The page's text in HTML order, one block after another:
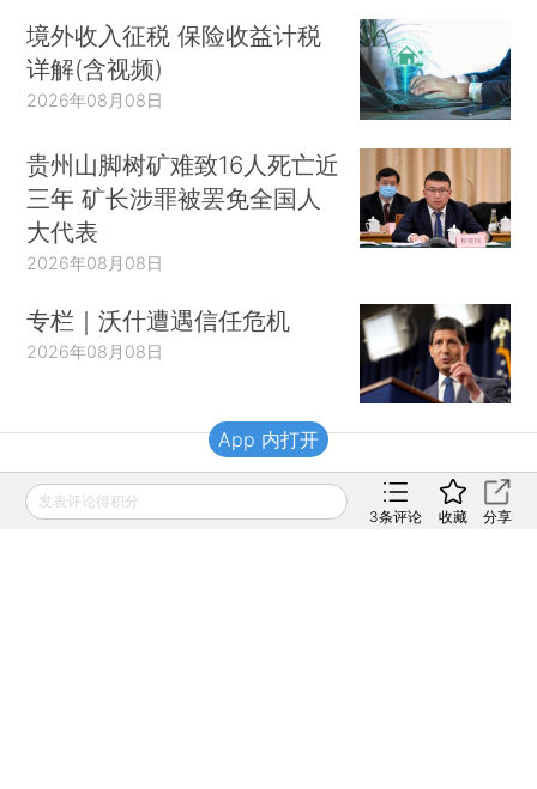
境外收入征税 保险收益计税
详解(含视频)
2026年08月08日
贵州山脚树矿难致16人死亡近
三年 矿长涉罪被罢免全国人
大代表
2026年08月08日
专栏｜沃什遭遇信任危机
2026年08月08日
财新移动
发表评论得积分
3条评论 收藏 分享
App 内打开